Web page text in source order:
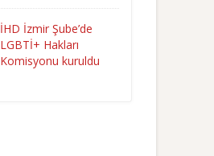
İHD İzmir Şube’de
LGBTİ+ Hakları
Komisyonu kuruldu